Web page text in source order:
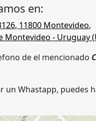
en:
, 11800 Montevideo,
Montevideo - Uruguay (
de el mencionado
un Whastapp, puedes